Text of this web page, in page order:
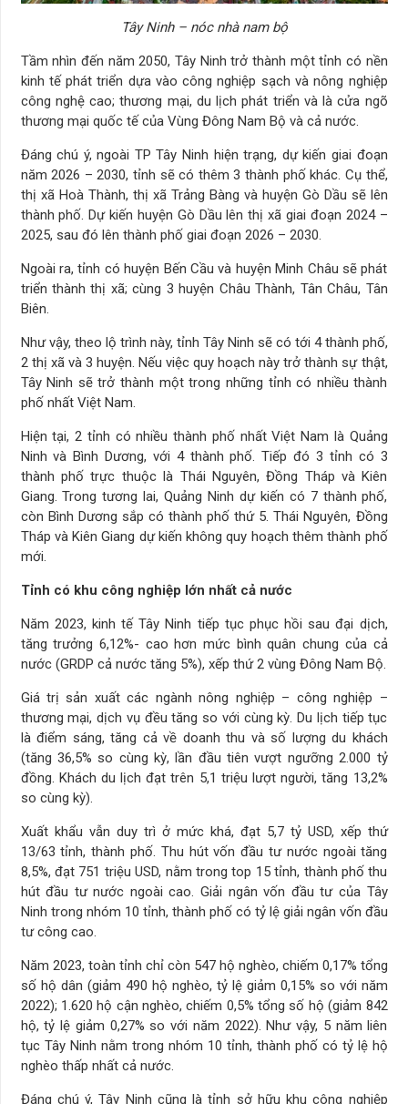
Tây Ninh – nóc nhà nam bộ
Tầm nhìn đến năm 2050, Tây Ninh trở thành một tỉnh có nền
kinh tế phát triển dựa vào công nghiệp sạch và nông nghiệp
công nghệ cao; thương mại, du lịch phát triển và là cửa ngõ
thương mại quốc tế của Vùng Đông Nam Bộ và cả nước.
Đáng chú ý, ngoài TP Tây Ninh hiện trạng, dự kiến giai đoạn
năm 2026 – 2030, tỉnh sẽ có thêm 3 thành phố khác. Cụ thể,
thị xã Hoà Thành, thị xã Trảng Bàng và huyện Gò Dầu sẽ lên
thành phố. Dự kiến huyện Gò Dầu lên thị xã giai đoạn 2024 –
2025, sau đó lên thành phố giai đoạn 2026 – 2030.
Ngoài ra, tỉnh có huyện Bến Cầu và huyện Minh Châu sẽ phát
triển thành thị xã; cùng 3 huyện Châu Thành, Tân Châu, Tân
Biên.
Như vậy, theo lộ trình này, tỉnh Tây Ninh sẽ có tới 4 thành phố,
2 thị xã và 3 huyện. Nếu việc quy hoạch này trở thành sự thật,
Tây Ninh sẽ trở thành một trong những tỉnh có nhiều thành
phố nhất Việt Nam.
Hiện tại, 2 tỉnh có nhiều thành phố nhất Việt Nam là Quảng
Ninh và Bình Dương, với 4 thành phố. Tiếp đó 3 tỉnh có 3
thành phố trực thuộc là Thái Nguyên, Đồng Tháp và Kiên
Giang. Trong tương lai, Quảng Ninh dự kiến có 7 thành phố,
còn Bình Dương sắp có thành phố thứ 5. Thái Nguyên, Đồng
Tháp và Kiên Giang dự kiến không quy hoạch thêm thành phố
mới.
Tỉnh có khu công nghiệp lớn nhất cả nước
Năm 2023, kinh tế Tây Ninh tiếp tục phục hồi sau đại dịch,
tăng trưởng 6,12%- cao hơn mức bình quân chung của cả
nước (GRDP cả nước tăng 5%), xếp thứ 2 vùng Đông Nam Bộ.
Giá trị sản xuất các ngành nông nghiệp – công nghiệp –
thương mại, dịch vụ đều tăng so với cùng kỳ. Du lịch tiếp tục
là điểm sáng, tăng cả về doanh thu và số lượng du khách
(tăng 36,5% so cùng kỳ, lần đầu tiên vượt ngưỡng 2.000 tỷ
đồng. Khách du lịch đạt trên 5,1 triệu lượt người, tăng 13,2%
so cùng kỳ).
Xuất khẩu vẫn duy trì ở mức khá, đạt 5,7 tỷ USD, xếp thứ
13/63 tỉnh, thành phố. Thu hút vốn đầu tư nước ngoài tăng
8,5%, đạt 751 triệu USD, nằm trong top 15 tỉnh, thành phố thu
hút đầu tư nước ngoài cao. Giải ngân vốn đầu tư của Tây
Ninh trong nhóm 10 tỉnh, thành phố có tỷ lệ giải ngân vốn đầu
tư công cao.
Năm 2023, toàn tỉnh chỉ còn 547 hộ nghèo, chiếm 0,17% tổng
số hộ dân (giảm 490 hộ nghèo, tỷ lệ giảm 0,15% so với năm
2022); 1.620 hộ cận nghèo, chiếm 0,5% tổng số hộ (giảm 842
hộ, tỷ lệ giảm 0,27% so với năm 2022). Như vậy, 5 năm liên
tục Tây Ninh nằm trong nhóm 10 tỉnh, thành phố có tỷ lệ hộ
nghèo thấp nhất cả nước.
Đáng chú ý, Tây Ninh cũng là tỉnh sở hữu khu công nghiệp